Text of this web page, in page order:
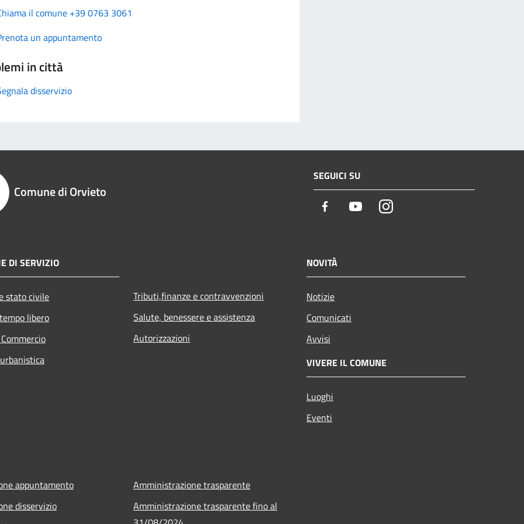
il comune +39 0763 3061
un appuntamento
in città
disservizio
Comune di Orvieto
SEGUICI SU
Facebook YoutubeInstagram
DI SERVIZIO
stato civile
libero
Tributi,finanze e contravvenzioni
Salute, benessere e assistenza
Autorizzazioni
NOVITÀ
Notizie
Comunicati
Avvisi
VIVERE IL COMUNE
Luoghi
Eventi
appuntamento
disservizio
Amministrazione trasparente
Amministrazione trasparente fino al